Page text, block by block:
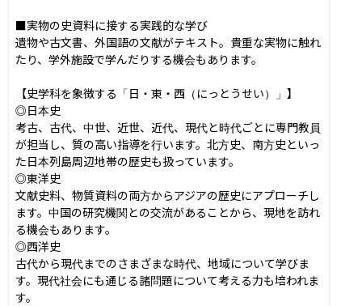
■実物の史資料に接する実践的な学び
遺物や古文書、外国語の文献がテキスト。貴重な実物に触れ
たり、学外施設で学んだりする機会もあります。
【史学科を象徴する「日・東・西（にっとうせい）」】
◎日本史
考古、古代、中世、近世、近代、現代と時代ごとに専門教員
が担当し、質の高い指導を行います。北方史、南方史といっ
た日本列島周辺地帯の歴史も扱っています。
◎東洋史
文献史料、物質資料の両方からアジアの歴史にアプローチし
ます。中国の研究機関との交流があることから、現地を訪れ
る機会もあります。
◎西洋史
古代から現代までのさまざまな時代、地域について学びま
す。現代社会にも通じる諸問題について考える力も培われま
す。